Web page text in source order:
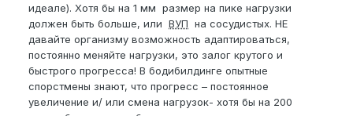
идеале). Хотя бы на 1 мм размер на пике нагрузки
должен быть больше, или ВУП на сосудистых. НЕ
давайте организму возможность адаптироваться,
постоянно меняйте нагрузки, это залог крутого и
быстрого прогресса! В бодибилдинге опытные
спорстмены знают, что прогресс – постоянное
увеличение и/ или смена нагрузок- хотя бы на 200